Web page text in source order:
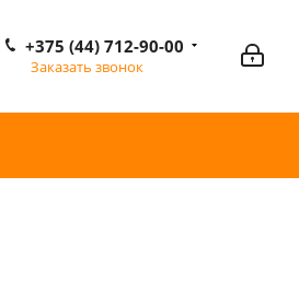
+375 (44) 712-90-00
Заказать звонок